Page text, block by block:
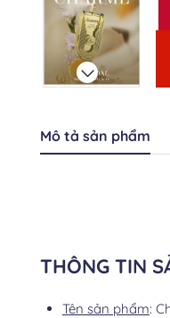
Mô tả sản phẩm
THÔNG TIN
Tên sản phẩm: